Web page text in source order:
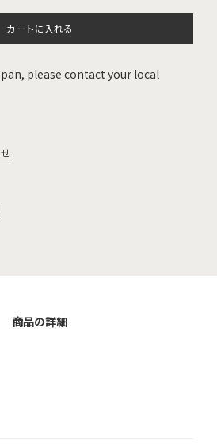
カートに入れる
please contact your local
商品の詳細